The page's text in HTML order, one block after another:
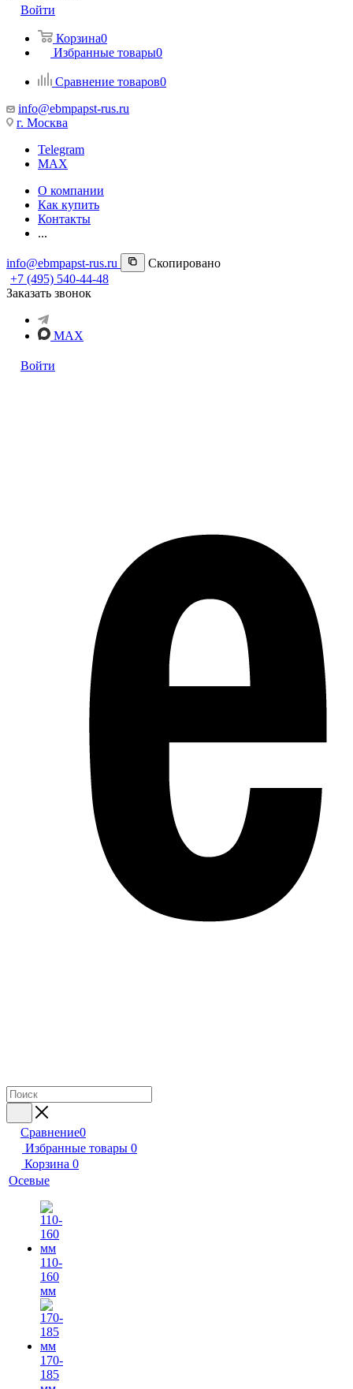
Войти
Корзина0
Избранные товары0
Сравнение товаров0
info@ebmpapst-rus.ru
г. Москва
Telegram
MAX
О компании
Как купить
Контакты
...
info@ebmpapst-rus.ru
Скопировано
+7 (495) 540-44-48
Заказать звонок
MAX
Войти
Сравнение0
Избранные товары 0
Корзина 0
Осевые
110-
160
мм
170-
185